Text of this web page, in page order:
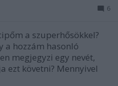
6
a szuperhősökkel?
a hozzám hasonló
megjegyzi egy nevét,
ezt követni? Mennyivel